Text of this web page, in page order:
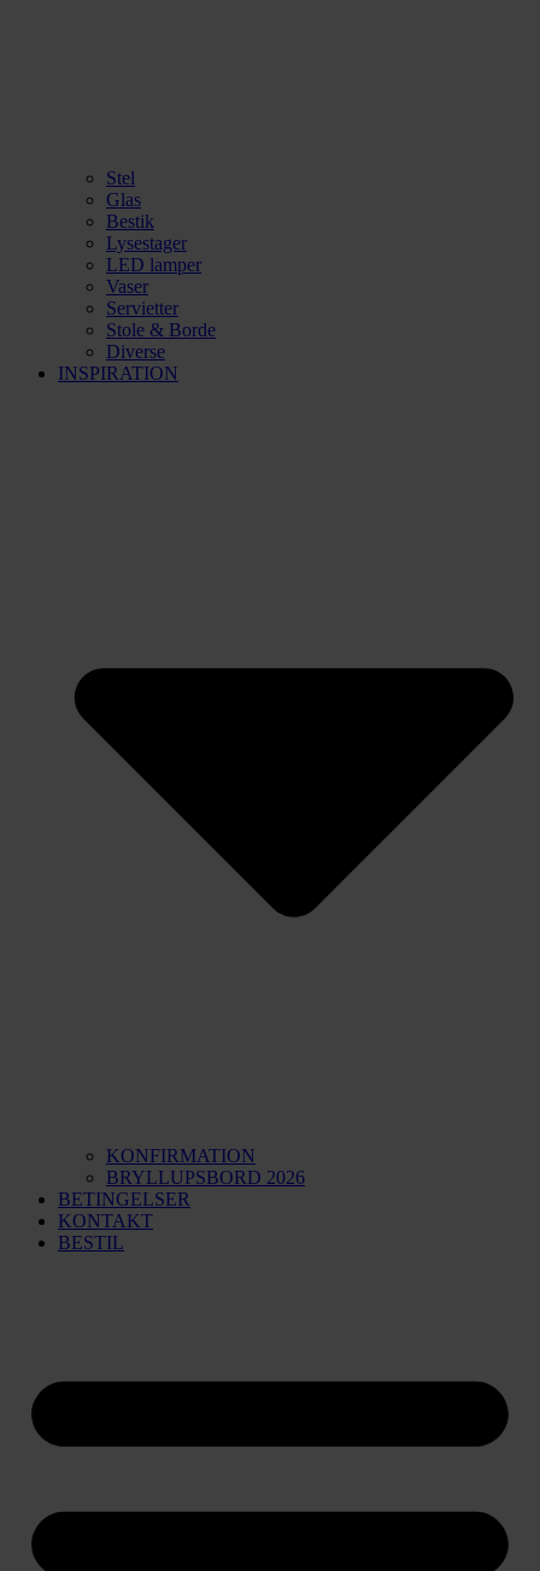
Stel
Glas
Bestik
Lysestager
LED lamper
Vaser
Servietter
Stole & Borde
Diverse
INSPIRATION
KONFIRMATION
BRYLLUPSBORD 2026
BETINGELSER
KONTAKT
BESTIL